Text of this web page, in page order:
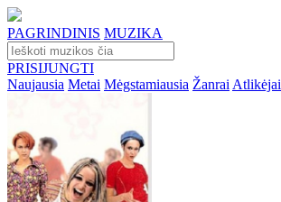
PAGRINDINIS MUZIKA
PRISIJUNGTI
Naujausia Metai Mėgstamiausia Žanrai Atlikėjai